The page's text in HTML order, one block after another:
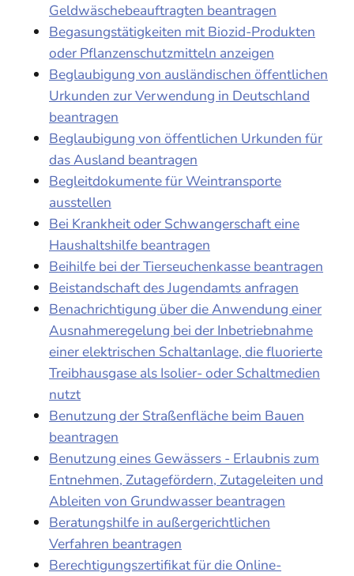
Geldwäschebeauftragten beantragen
Begasungstätigkeiten mit Biozid-Produkten
oder Pflanzenschutzmitteln anzeigen
Beglaubigung von ausländischen öffentlichen
Urkunden zur Verwendung in Deutschland
beantragen
Beglaubigung von öffentlichen Urkunden für
das Ausland beantragen
Begleitdokumente für Weintransporte
ausstellen
Bei Krankheit oder Schwangerschaft eine
Haushaltshilfe beantragen
Beihilfe bei der Tierseuchenkasse beantragen
Beistandschaft des Jugendamts anfragen
Benachrichtigung über die Anwendung einer
Ausnahmeregelung bei der Inbetriebnahme
einer elektrischen Schaltanlage, die fluorierte
Treibhausgase als Isolier- oder Schaltmedien
nutzt
Benutzung der Straßenfläche beim Bauen
beantragen
Benutzung eines Gewässers - Erlaubnis zum
Entnehmen, Zutagefördern, Zutageleiten und
Ableiten von Grundwasser beantragen
Beratungshilfe in außergerichtlichen
Verfahren beantragen
Berechtigungszertifikat für die Online-